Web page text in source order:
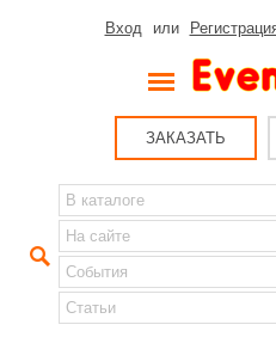
Вход или
ЗАКАЗАТЬ